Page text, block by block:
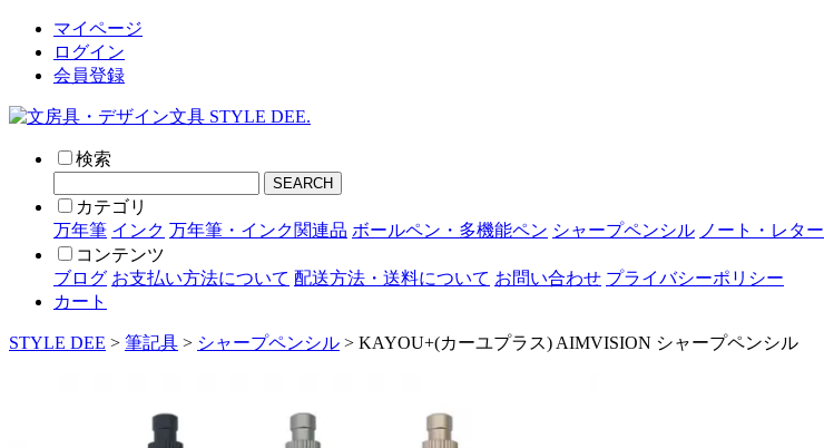
マイページ
ログイン
会員登録
検索
SEARCH
カテゴリ
万年筆 インク 万年筆・インク関連品 ボールペン・多機能ペン シャープペンシル ノート・レター
コンテンツ
ブログ お支払い方法について 配送方法・送料について お問い合わせ プライバシーポリシー
カート
STYLE DEE > 筆記具 > シャープペンシル > KAYOU+(カーユプラス) AIMVISION シャープペンシル